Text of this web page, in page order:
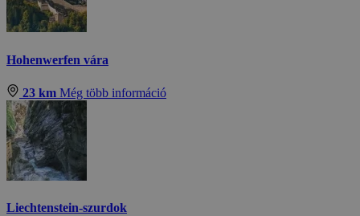
Hohenwerfen vára
23 km Még több információ
Liechtenstein-szurdok